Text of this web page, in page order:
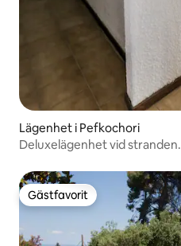
Lägenhet i Pefkochori
Deluxelägenhet vid stranden.
Gästfavorit
Gästfavorit